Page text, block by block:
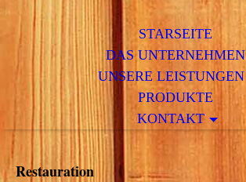
STARSEITE
DAS UNTERNEHMEN
UNSERE LEISTUNGEN
PRODUKTE
KONTAKT
Restauration